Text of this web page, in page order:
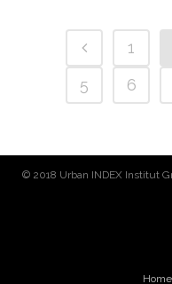
1
5
6
© 2018 Urban INDEX Institut
Home